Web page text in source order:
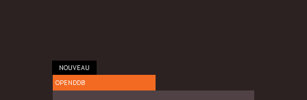
NOUVEAU
OPENDDB